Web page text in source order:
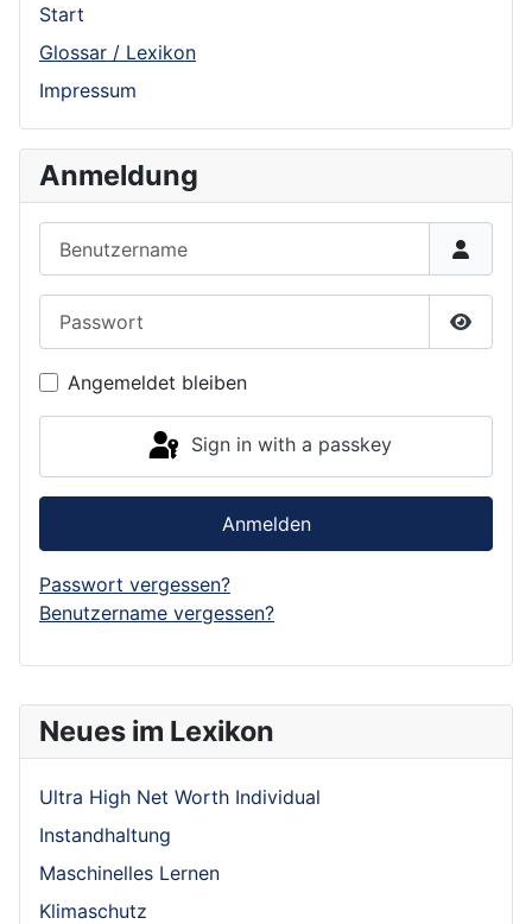
Neues im Lexikon
Ultra High Net Worth Individual
Instandhaltung
Maschinelles Lernen
Klimaschutz
Start
Glossar / Lexikon
Impressum
Anmeldung
Show
Angemeldet bleiben
Sign in with a passkey
Anmelden
Passwort vergessen?
Benutzername vergessen?